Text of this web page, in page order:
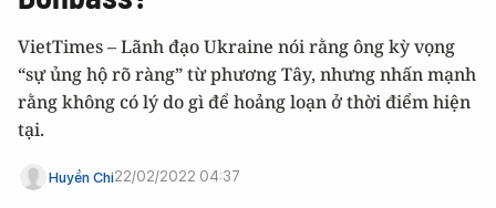
VietTimes – Lãnh đạo Ukraine nói rằng ông kỳ vọng
“sự ủng hộ rõ ràng” từ phương Tây, nhưng nhấn mạnh
rằng không có lý do gì để hoảng loạn ở thời điểm hiện
tại.
Huyền Chi22/02/2022 04:37